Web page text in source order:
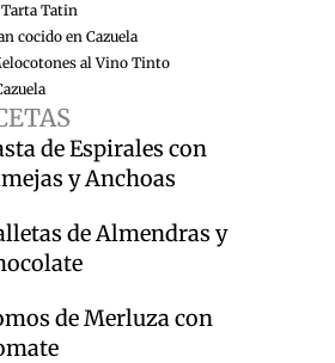
Tarta Tatin
cocido en Cazuela
al Vino Tinto
de Espirales con
y Anchoas
de Almendras y
de Merluza con